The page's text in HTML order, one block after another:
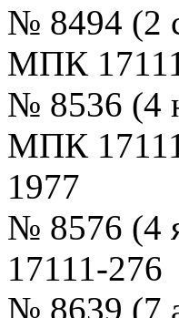
№ 8494 (2
МПК
№ 8536 (4
МПК
1977
№ 8576 (4
17111-276
№ 8639 (7